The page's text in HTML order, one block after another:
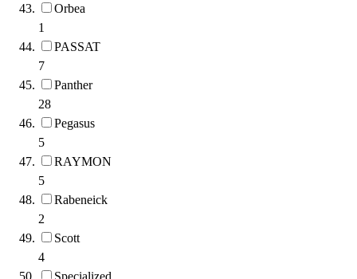
Orbea
1
PASSAT
7
Panther
28
Pegasus
5
RAYMON
5
Rabeneick
2
Scott
4
Specialized